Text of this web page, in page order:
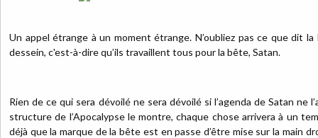
Un appel étrange à un moment étrange. N’oubliez pas ce que dit
dessein, c'est-à-dire qu’ils travaillent tous pour la bête, Satan.
Rien de ce qui sera dévoilé ne sera dévoilé si l’agenda de Satan ne
structure de l’Apocalypse le montre, chaque chose arrivera à un
déjà que la marque de la bête est en passe d’être mise sur la main